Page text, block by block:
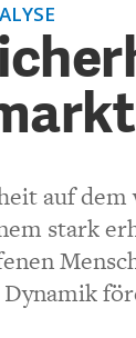
UNS
Sie
auf
stark
auf
hat
von
the-job-